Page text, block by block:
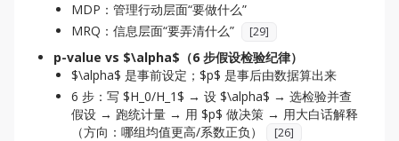
MDP：管理行动层面“要做什么”
MRQ：信息层面“要弄清什么”
[29]
p-value vs $\alpha$（6 步假设检验纪律）
$\alpha$ 是事前设定；$p$ 是事后由数据算出来
6 步：写 $H_0/H_1$ → 设 $\alpha$ → 选检验并查
假设 → 跑统计量 → 用 $p$ 做决策 → 用大白话解释
（方向：哪组均值更高/系数正负）
[26]